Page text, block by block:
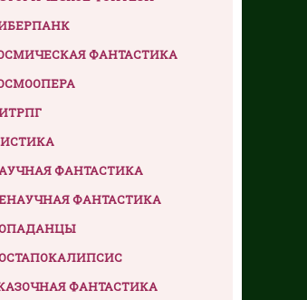
ФАНТАСТИКА
ФАНТАСТИКА
ФАНТАСТИКА
ФАНТАСТИКА